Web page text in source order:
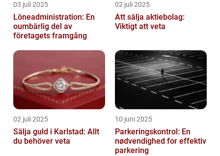
03 juli 2025
Löneadministration: En
oumbärlig del av
företagets framgång
02 juli 2025
Att sälja aktiebolag:
Viktigt att veta
02 juli 2025
Sälja guld i Karlstad: Allt
du behöver veta
10 juni 2025
Parkeringskontrol: En
nødvendighed for effektiv
parkering